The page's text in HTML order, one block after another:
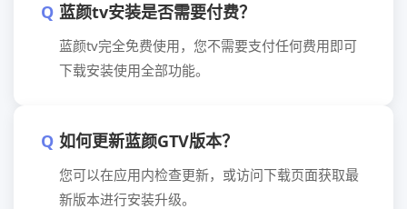
蓝颜tv安装是否需要付费？
蓝颜tv完全免费使用，您不需要支付任何费用即可
下载安装使用全部功能。
如何更新蓝颜GTV版本？
您可以在应用内检查更新，或访问下载页面获取最
新版本进行安装升级。